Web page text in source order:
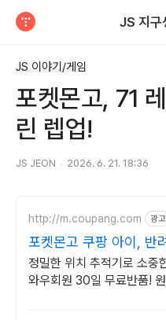
JS 지구
JS 이야기/게임
포켓몬고, 71
린 렙업!
JS JEON 2026. 6. 21. 18:36
http://m.coupang.com 광고
포켓몬고 쿠팡 아이, 반
킴이
정밀한 위치 추적기로 소중
와우회원 30일 무료반품!